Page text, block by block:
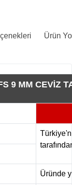
Ürün
9 MM CEVİZ
Üründe